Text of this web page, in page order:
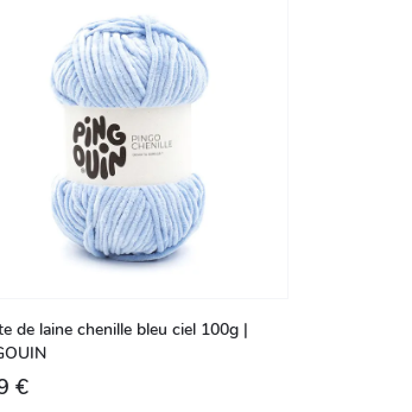
de laine chenille bleu ciel 100g |
€